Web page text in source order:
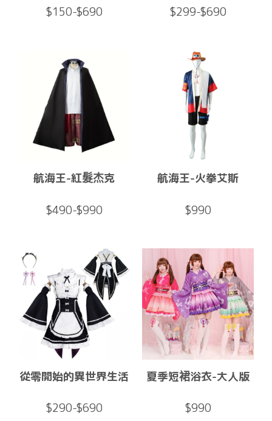
$150-$690
$299-$690
航海王-紅髮杰克
$490-$990
航海王-火拳艾斯
$990
從零開始的異世界生活
$290-$690
夏季短裙浴衣-大人版
$990